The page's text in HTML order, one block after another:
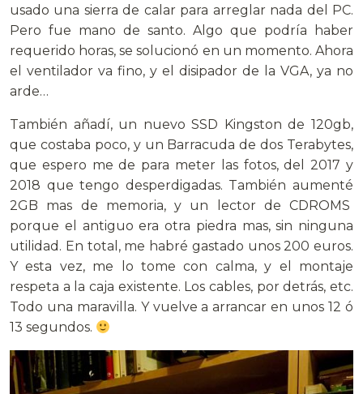
usado una sierra de calar para arreglar nada del PC.
Pero fue mano de santo. Algo que podría haber
requerido horas, se solucionó en un momento. Ahora
el ventilador va fino, y el disipador de la VGA, ya no
arde…
También añadí, un nuevo SSD Kingston de 120gb,
que costaba poco, y un Barracuda de dos Terabytes,
que espero me de para meter las fotos, del 2017 y
2018 que tengo desperdigadas. También aumenté
2GB mas de memoria, y un lector de CDROMS
porque el antiguo era otra piedra mas, sin ninguna
utilidad. En total, me habré gastado unos 200 euros.
Y esta vez, me lo tome con calma, y el montaje
respeta a la caja existente. Los cables, por detrás, etc.
Todo una maravilla. Y vuelve a arrancar en unos 12 ó
13 segundos.